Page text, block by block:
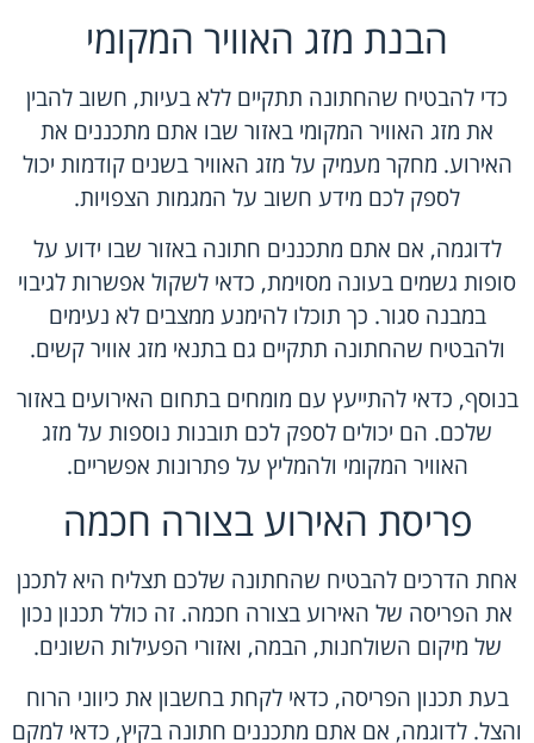
הבנת מזג האוויר המקומי
כדי להבטיח שהחתונה תתקיים ללא בעיות, חשוב להבין
את מזג האוויר המקומי באזור שבו אתם מתכננים את
האירוע. מחקר מעמיק על מזג האוויר בשנים קודמות יכול
לספק לכם מידע חשוב על המגמות הצפויות.
לדוגמה, אם אתם מתכננים חתונה באזור שבו ידוע על
סופות גשמים בעונה מסוימת, כדאי לשקול אפשרות לגיבוי
במבנה סגור. כך תוכלו להימנע ממצבים לא נעימים
ולהבטיח שהחתונה תתקיים גם בתנאי מזג אוויר קשים.
בנוסף, כדאי להתייעץ עם מומחים בתחום האירועים באזור
שלכם. הם יכולים לספק לכם תובנות נוספות על מזג
האוויר המקומי ולהמליץ על פתרונות אפשריים.
פריסת האירוע בצורה חכמה
אחת הדרכים להבטיח שהחתונה שלכם תצליח היא לתכנן
את הפריסה של האירוע בצורה חכמה. זה כולל תכנון נכון
של מיקום השולחנות, הבמה, ואזורי הפעילות השונים.
בעת תכנון הפריסה, כדאי לקחת בחשבון את כיווני הרוח
והצל. לדוגמה, אם אתם מתכננים חתונה בקיץ, כדאי למקם